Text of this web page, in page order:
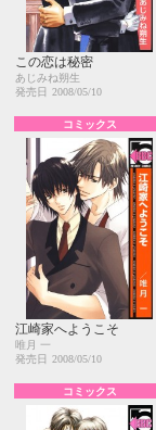
この恋は秘密
あじみね朔生
発売日
2008/05/10
コミックス
江崎家へようこそ
唯月 一
発売日
2008/05/10
コミックス